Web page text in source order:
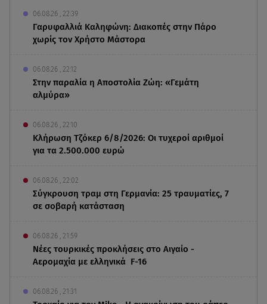
06.08.26 , 22:39
Γαρυφαλλιά Καληφώνη: Διακοπές στην Πάρο
χωρίς τον Χρήστο Μάστορα
06.08.26 , 22:12
Στην παραλία η Αποστολία Ζώη: «Γεμάτη
αλμύρα»
06.08.26 , 22:10
Κλήρωση Τζόκερ 6/8/2026: Οι τυχεροί αριθμοί
για τα 2.500.000 ευρώ
06.08.26 , 22:02
Σύγκρουση τραμ στη Γερμανία: 25 τραυματίες, 7
σε σοβαρή κατάσταση
06.08.26 , 21:59
Νέες τουρκικές προκλήσεις στο Αιγαίο -
Αερομαχία με ελληνικά F-16
06.08.26 , 21:31